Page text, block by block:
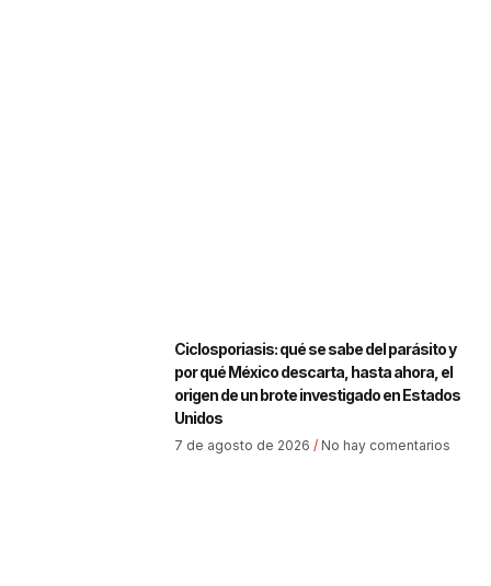
Ciclosporiasis: qué se sabe del parásito y
por qué México descarta, hasta ahora, el
origen de un brote investigado en Estados
Unidos
7 de agosto de 2026 No hay comentarios